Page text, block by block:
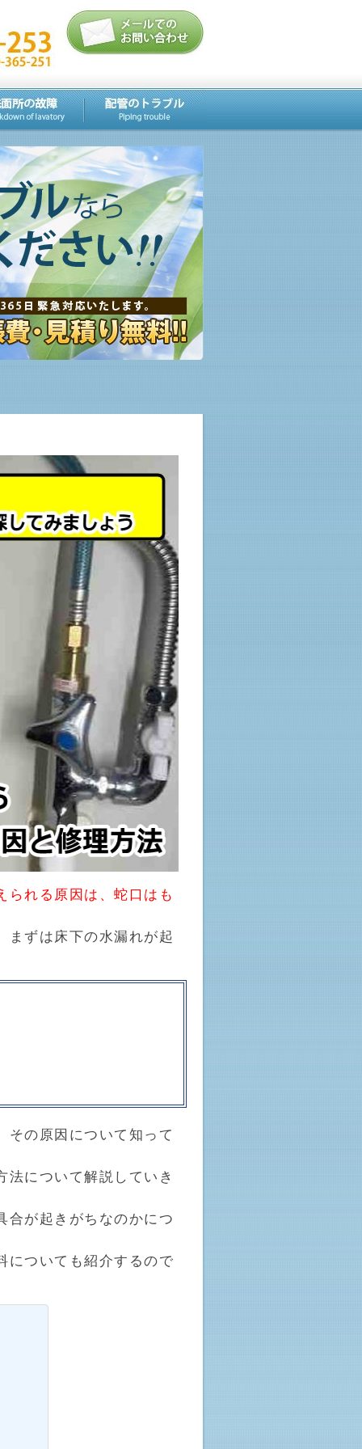
られる原因は、蛇口はも
まずは床下の水漏れが起
その原因について知って
法について解説していき
合が起きがちなのかにつ
についても紹介するので